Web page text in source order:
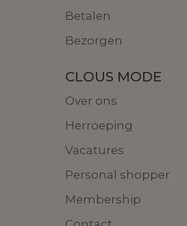
Betalen
Bezorgen
CLOUS MODE
Over ons
Herroeping
Vacatures
Personal shopper
Membership